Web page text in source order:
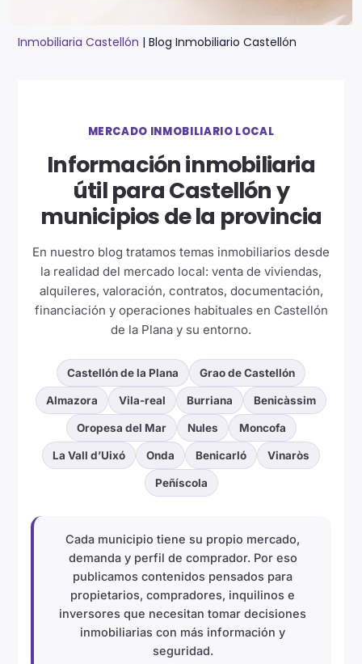
Inmobiliaria Castellón | Blog Inmobiliario Castellón
MERCADO INMOBILIARIO LOCAL
Información inmobiliaria
útil para Castellón y
municipios de la provincia
En nuestro blog tratamos temas inmobiliarios desde
la realidad del mercado local: venta de viviendas,
alquileres, valoración, contratos, documentación,
financiación y operaciones habituales en Castellón
de la Plana y su entorno.
Castellón de la Plana Grao de Castellón
Almazora Vila-real Burriana Benicàssim
Oropesa del Mar Nules Moncofa
La Vall d’Uixó Onda Benicarló Vinaròs
Peñíscola
Cada municipio tiene su propio mercado,
demanda y perfil de comprador. Por eso
publicamos contenidos pensados para
propietarios, compradores, inquilinos e
inversores que necesitan tomar decisiones
inmobiliarias con más información y
seguridad.